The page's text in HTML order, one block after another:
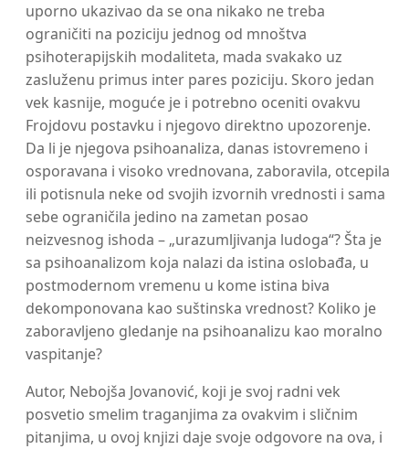
uporno ukazivao da se ona nikako ne treba
ograničiti na poziciju jednog od mnoštva
psihoterapijskih modaliteta, mada svakako uz
zasluženu primus inter pares poziciju. Skoro jedan
vek kasnije, moguće je i potrebno oceniti ovakvu
Frojdovu postavku i njegovo direktno upozorenje.
Da li je njegova psihoanaliza, danas istovremeno i
osporavana i visoko vrednovana, zaboravila, otcepila
ili potisnula neke od svojih izvornih vrednosti i sama
sebe ograničila jedino na zametan posao
neizvesnog ishoda – „urazumljivanja ludoga“? Šta je
sa psihoanalizom koja nalazi da istina oslobađa, u
postmodernom vremenu u kome istina biva
dekomponovana kao suštinska vrednost? Koliko je
zaboravljeno gledanje na psihoanalizu kao moralno
vaspitanje?
Autor, Nebojša Jovanović, koji je svoj radni vek
posvetio smelim traganjima za ovakvim i sličnim
pitanjima, u ovoj knjizi daje svoje odgovore na ova, i